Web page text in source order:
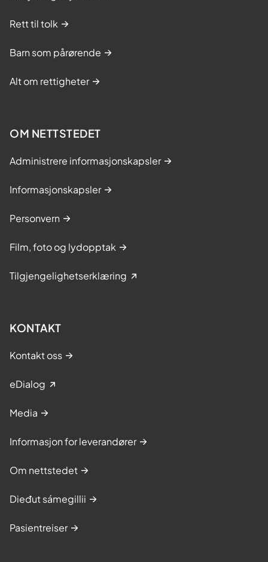
Rett til tolk
Barn som pårørende
Alt om rettigheter
OM NETTSTEDET
Administrere informasjonskapsler
Informasjonskapsler
Personvern
Film, foto og lydopptak
Tilgjengelighetserklæring
KONTAKT
Kontakt oss
eDialog
Media
Informasjon for leverandører
Om nettstedet
Dieđut sámegillii
Pasientreiser